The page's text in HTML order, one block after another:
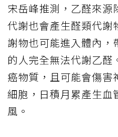
宋岳峰推測，乙醛來源
代謝也會產生醛類代謝
謝物也可能進入體內
的人完全無法代謝乙醛
癌物質，且可能會傷害
細胞，日積月累產生血
風。